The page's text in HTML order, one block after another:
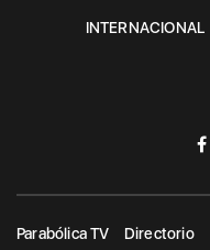
INTERNACIONAL
Parabólica TV
Directorio